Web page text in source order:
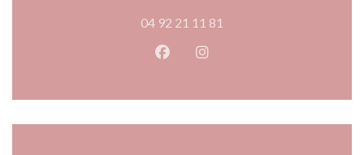
04 92 21 11 81
Facebook ((opent in een nieuw
Instagram ((opent in een